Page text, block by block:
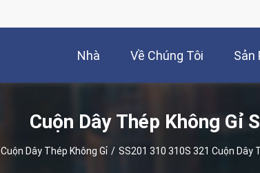
Nhà Về Chúng Tôi Sản
Cuộn Dây Thép Không Gỉ
Cuộn Dây Thép Không Gỉ / SS201 310 310S 321 Cuộn Dây